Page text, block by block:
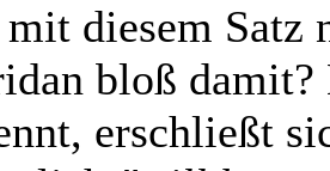
diesem Satz
bloß
erschließt